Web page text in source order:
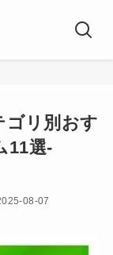
ゴリ別おす
11選-
08-07